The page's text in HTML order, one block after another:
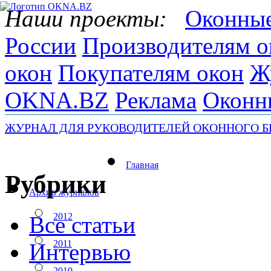
Наши проекты:
России Производителям
окон Покупателям окон
OKNA.BZ Реклама
ЖУРНАЛ ДЛЯ РУКОВОДИТЕЛЕЙ ОКОННОГО
Главная
Архив журналов
2012
2011
Рубрики
Все статьи
Интервью